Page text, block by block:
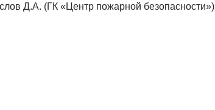
Д.А. (ГК «Центр пожарной безопасности»)